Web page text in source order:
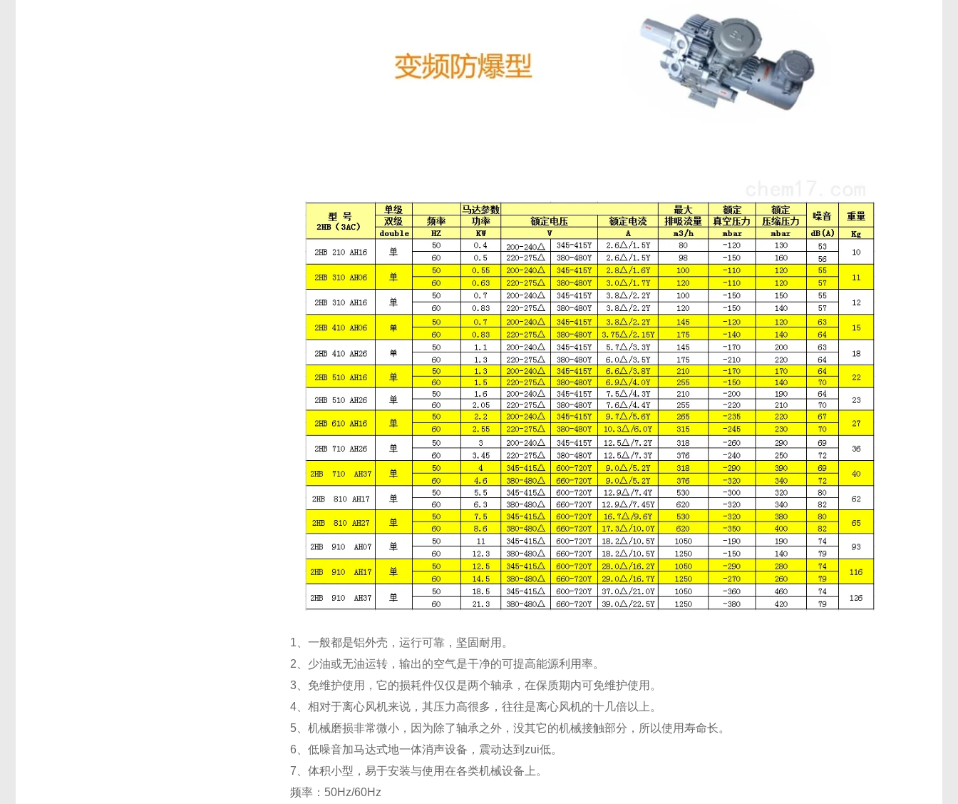
1、一般都是铝外壳，运行可靠，坚固耐用。
2、少油或无油运转，输出的空气是干净的可提高能源利用率。
3、免维护使用，它的损耗件仅仅是两个轴承，在保质期内可免维护使用。
4、相对于离心风机来说，其压力高很多，往往是离心风机的十几倍以上。
5、机械磨损非常微小，因为除了轴承之外，没其它的机械接触部分，所以使用寿命长。
6、低噪音加马达式地一体消声设备，震动达到zui低。
7、体积小型，易于安装与使用在各类机械设备上。
频率： 50Hz/60Hz